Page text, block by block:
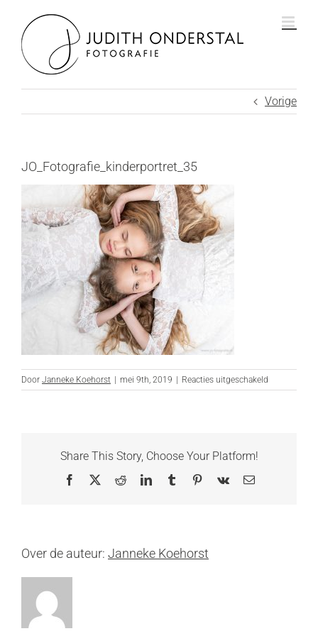
inhoud
Vorige
JO_Fotografie_kinderportret_35
Door Janneke Koehorst mei 9th, 2019 Reacties uitgeschakeld
Share This Story, Choose Your Platform!
Facebook
X RedditLinkedInTumblrPinterest
Vk
E-
Over de auteur: Janneke Koehorst